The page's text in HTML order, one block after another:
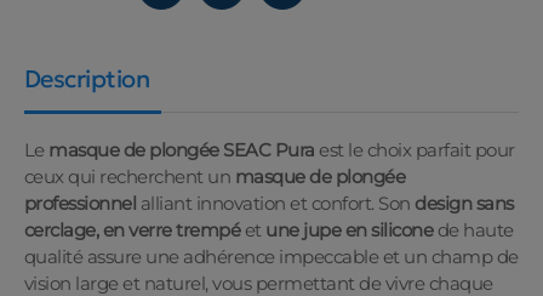
Description
Le masque de plongée SEAC Pura est le choix parfait pour
ceux qui recherchent un masque de plongée
professionnel alliant innovation et confort. Son designsans
cerclage, en verre trempéet une jupe en siliconede haute
qualité assure une adhérence impeccable et un champ de
vision large et naturel, vous permettant de vivre chaque